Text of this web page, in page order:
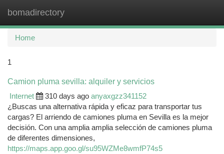
bomadirectory
Home
1
Camion pluma sevilla: alquiler y servicios
Internet
310 days ago anyaxgzz341152
¿Buscas una alternativa rápida y eficaz para transportar tus
cargas? El arriendo de camiones pluma en Sevilla es la mejor
decisión. Con una amplia amplia selección de camiones pluma
de diferentes dimensiones,
https://maps.app.goo.gl/su95WZMe8wmfP74s5